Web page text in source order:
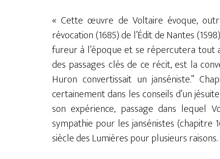
« Cette œuvre de Voltaire évoque,
révocation (1685) de l’Édit de Nantes
fureur à l’époque et se répercutera tout
des passages clés de ce récit, est la
Huron convertissait un janséniste.”
certainement dans les conseils d’un
son expérience, passage dans lequel
sympathie pour les jansénistes (chapitre
siècle des Lumières pour plusieurs raisons.